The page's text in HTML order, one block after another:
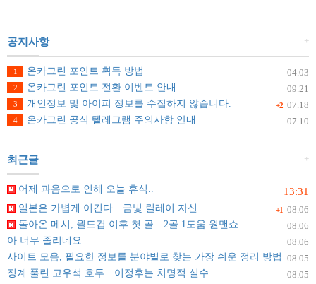
+
공지사항
04.03
1
온카그린 포인트 획득 방법
09.21
2 온카그린 포인트 전환 이벤트 안내
+2 07.18
3
개인정보 및 아이피 정보를 수집하지 않습니다.
07.10
4 온카그린 공식 텔레그램 주의사항 안내
+
최근글
13:31
어제 과음으로 인해 오늘 휴식..
+1 08.06
일본은 가볍게 이긴다…금빛 릴레이 자신
08.06
돌아온 메시, 월드컵 이후 첫 골…2골 1도움 원맨쇼
08.06
아 너무 졸리네요
08.05
사이트 모음, 필요한 정보를 분야별로 찾는 가장 쉬운 정리 방법
08.05
징계 풀린 고우석 호투…이정후는 치명적 실수